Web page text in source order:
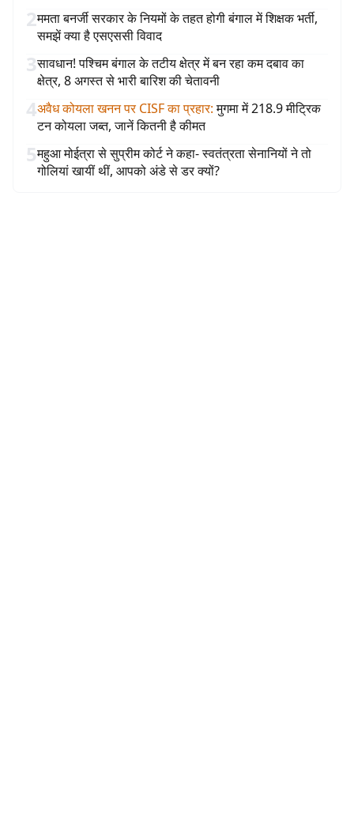
2ममता बनर्जी सरकार के नियमों के तहत होगी बंगाल में शिक्षक भर्ती,
समझें क्या है एसएससी विवाद
3सावधान! पश्चिम बंगाल के तटीय क्षेत्र में बन रहा कम दबाव का
क्षेत्र, 8 अगस्त से भारी बारिश की चेतावनी
4अवैध कोयला खनन पर CISF का प्रहार: मुगमा में 218.9 मीट्रिक
टन कोयला जब्त, जानें कितनी है कीमत
5महुआ मोईत्रा से सुप्रीम कोर्ट ने कहा- स्वतंत्रता सेनानियों ने तो
गोलियां खायीं थीं, आपको अंडे से डर क्यों?